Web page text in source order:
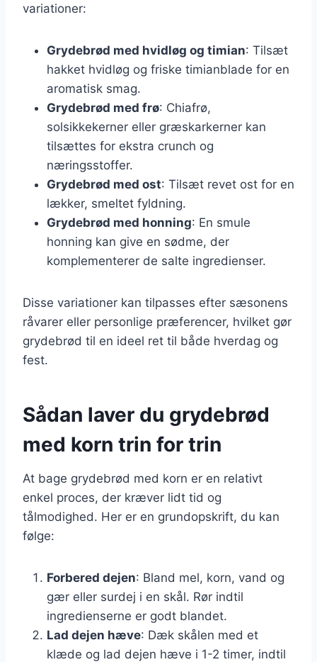
variationer:
Grydebrød med hvidløg og timian: Tilsæt
hakket hvidløg og friske timianblade for en
aromatisk smag.
Grydebrød med frø: Chiafrø,
solsikkekerner eller græskarkerner kan
tilsættes for ekstra crunch og
næringsstoffer.
Grydebrød med ost: Tilsæt revet ost for en
lækker, smeltet fyldning.
Grydebrød med honning: En smule
honning kan give en sødme, der
komplementerer de salte ingredienser.
Disse variationer kan tilpasses efter sæsonens
råvarer eller personlige præferencer, hvilket gør
grydebrød til en ideel ret til både hverdag og
fest.
Sådan laver du grydebrød
med korn trin for trin
At bage grydebrød med korn er en relativt
enkel proces, der kræver lidt tid og
tålmodighed. Her er en grundopskrift, du kan
følge:
Forbered dejen: Bland mel, korn, vand og
gær eller surdej i en skål. Rør indtil
ingredienserne er godt blandet.
Lad dejen hæve: Dæk skålen med et
klæde og lad dejen hæve i 1-2 timer, indtil